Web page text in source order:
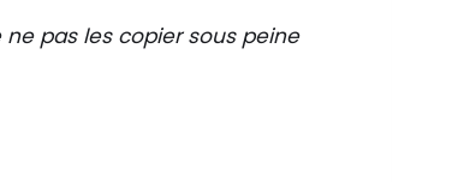
pas les copier sous peine